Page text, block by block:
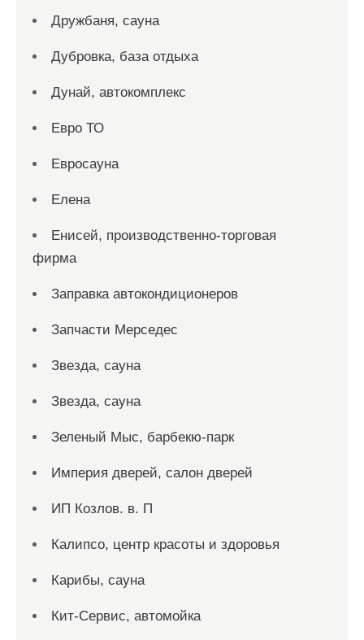
Дружбаня, сауна
Дубровка, база отдыха
Дунай, автокомплекс
Евро ТО
Евросауна
Елена
Енисей, производственно-торговая
фирма
Заправка автокондиционеров
Запчасти Мерседес
Звезда, сауна
Звезда, сауна
Зеленый Мыс, барбекю-парк
Империя дверей, салон дверей
ИП Козлов. в. П
Калипсо, центр красоты и здоровья
Карибы, сауна
Кит-Сервис, автомойка